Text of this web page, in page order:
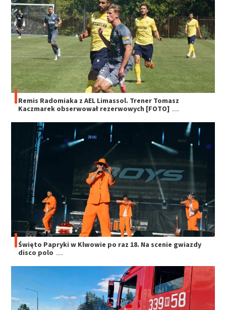
Remis Radomiaka z AEL Limassol. Trener Tomasz
Kaczmarek obserwował rezerwowych [FOTO]
Święto Papryki w Klwowie po raz 18. Na scenie gwiazdy
disco polo